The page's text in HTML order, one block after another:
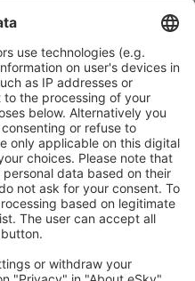
angepasst.
kostenlosen
für eingeloggte